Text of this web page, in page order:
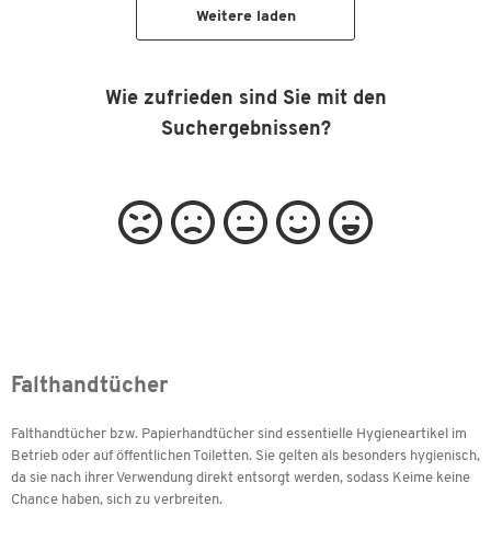
Weitere laden
Wie zufrieden sind Sie mit den
Suchergebnissen?
Falthandtücher
Falthandtücher bzw. Papierhandtücher sind essentielle Hygieneartikel im
Betrieb oder auf öffentlichen Toiletten. Sie gelten als besonders hygienisch,
da sie nach ihrer Verwendung direkt entsorgt werden, sodass Keime keine
Chance haben, sich zu verbreiten.